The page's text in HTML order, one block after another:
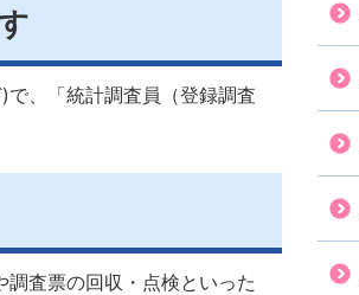
、「統計調査員（登録調査
査票の回収・点検といった